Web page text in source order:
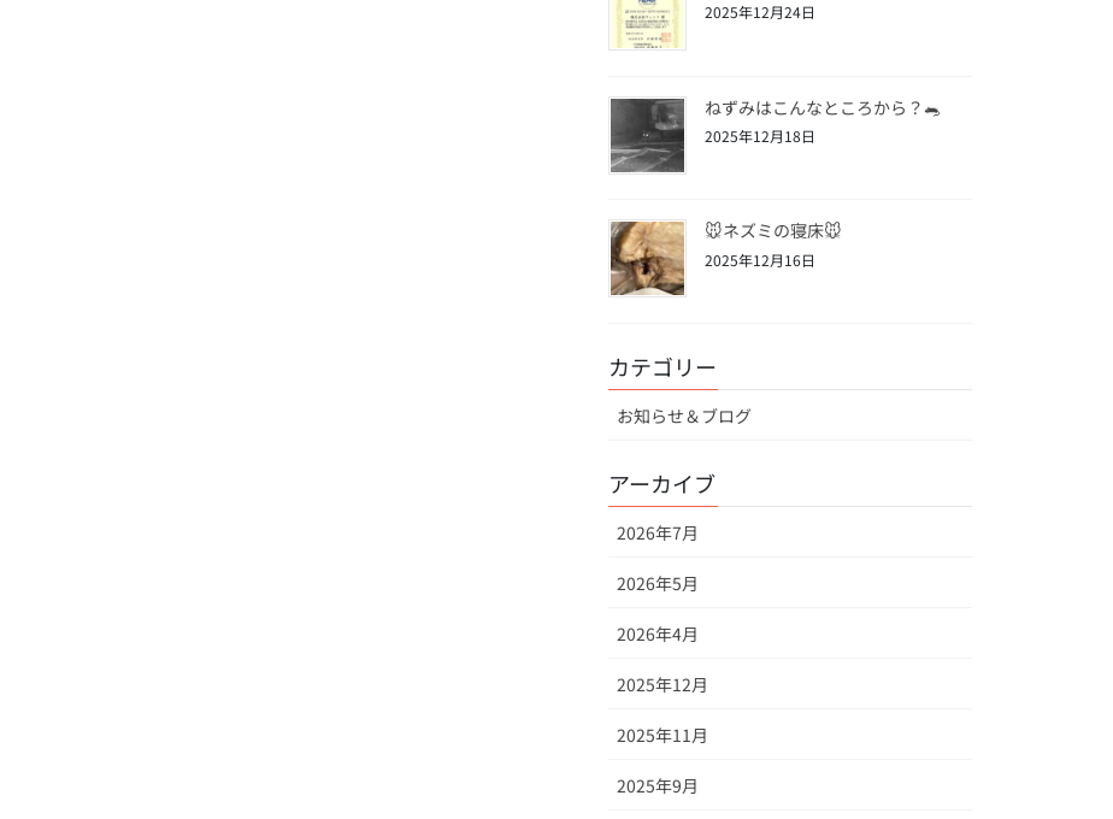
2025年12月24日
ねずみはこんなところから？🐀
2025年12月18日
🐭ネズミの寝床🐭
2025年12月16日
カテゴリー
お知らせ＆ブログ
アーカイブ
2026年7月
2026年5月
2026年4月
2025年12月
2025年11月
2025年9月